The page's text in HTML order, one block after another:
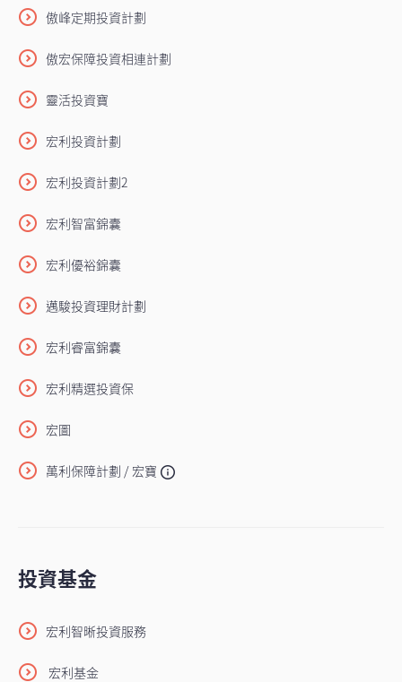
傲峰定期投資計劃
傲宏保障投資相連計劃
靈活投資寶
宏利投資計劃
宏利投資計劃2
宏利智富錦囊
宏利優裕錦囊
邁駿投資理財計劃
宏利睿富錦囊
宏利精選投資保
宏圖
萬利保障計劃 / 宏寶
投資基金
宏利智晰投資服務
宏利基金